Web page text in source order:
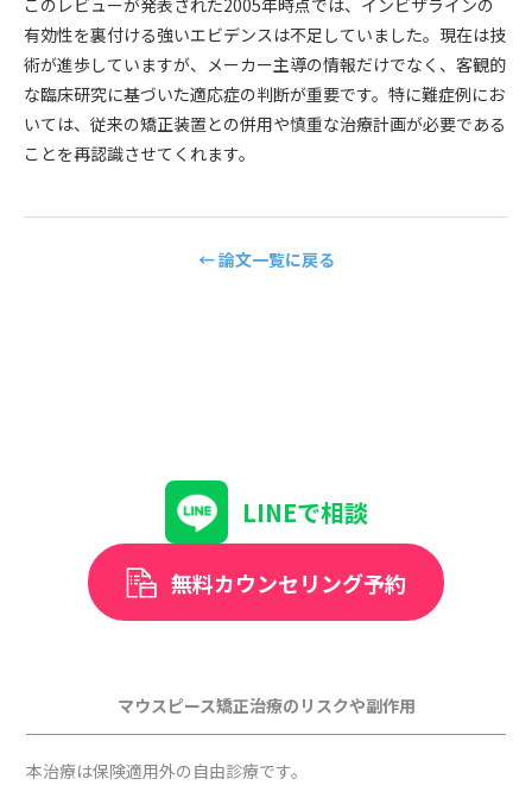
このレビューが発表された2005年時点では、インビザラインの
有効性を裏付ける強いエビデンスは不足していました。現在は技
術が進歩していますが、メーカー主導の情報だけでなく、客観的
な臨床研究に基づいた適応症の判断が重要です。特に難症例にお
いては、従来の矯正装置との併用や慎重な治療計画が必要である
ことを再認識させてくれます。
← 論文一覧に戻る
LINEで相談
無料カウンセリング予約
マウスピース矯正治療のリスクや副作用
本治療は保険適用外の自由診療です。